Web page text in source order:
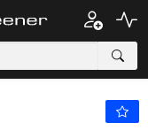
20.450,00 ¥ -